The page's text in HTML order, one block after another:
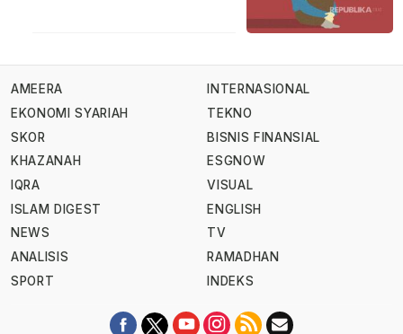
AMEERA
EKONOMI SYARIAH
SKOR
KHAZANAH
IQRA
ISLAM DIGEST
NEWS
ANALISIS
SPORT
INTERNASIONAL
TEKNO
BISNIS FINANSIAL
ESGNOW
VISUAL
ENGLISH
TV
RAMADHAN
INDEKS